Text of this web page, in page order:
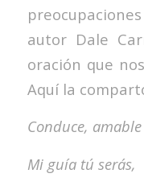
autor Dale
oración que
Aquí la
Conduce,
Mi guía tú serás,